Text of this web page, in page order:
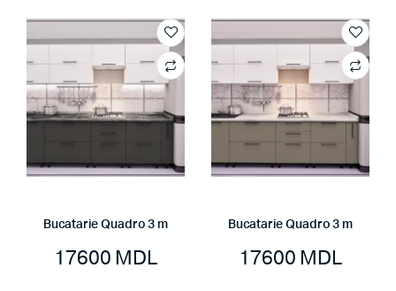
Bucatarie Quadro 3 m
17600 MDL
Bucatarie Quadro 3 m
17600 MDL